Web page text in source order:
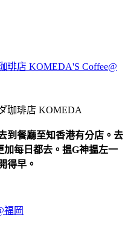
琲店 KOMEDA'S Coffee@
到餐廳至知香港有分店。去
加每日都去。揾G神揾左一
得早。
福岡